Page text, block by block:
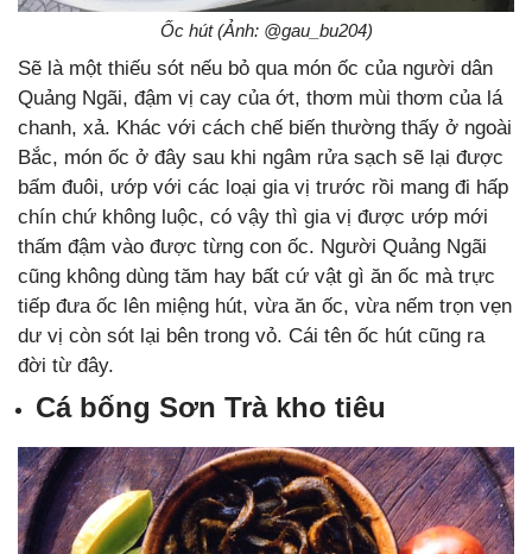
Ốc hút (Ảnh: @gau_bu204)
Sẽ là một thiếu sót nếu bỏ qua món ốc của người dân
Quảng Ngãi, đậm vị cay của ớt, thơm mùi thơm của lá
chanh, xả. Khác với cách chế biến thường thấy ở ngoài
Bắc, món ốc ở đây sau khi ngâm rửa sạch sẽ lại được
bấm đuôi, ướp với các loại gia vị trước rồi mang đi hấp
chín chứ không luộc, có vậy thì gia vị được ướp mới
thấm đậm vào được từng con ốc. Người Quảng Ngãi
cũng không dùng tăm hay bất cứ vật gì ăn ốc mà trực
tiếp đưa ốc lên miệng hút, vừa ăn ốc, vừa nếm trọn vẹn
dư vị còn sót lại bên trong vỏ. Cái tên ốc hút cũng ra
đời từ đây.
Cá bống Sơn Trà kho tiêu